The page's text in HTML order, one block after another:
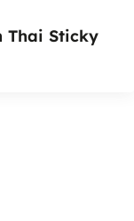
Thai Sticky